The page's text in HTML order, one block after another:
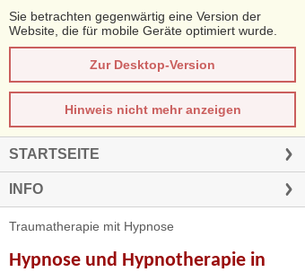
Sie betrachten gegenwärtig eine Version der
Website, die für mobile Geräte optimiert wurde.
Zur Desktop-Version
Hinweis nicht mehr anzeigen
STARTSEITE
INFO
Traumatherapie mit Hypnose
Hypnose und Hypnotherapie in